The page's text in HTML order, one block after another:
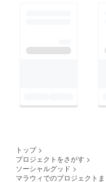
トップ >
プロジェクトをさがす >
ソーシャルグッド >
マラウィでのプロジェクト